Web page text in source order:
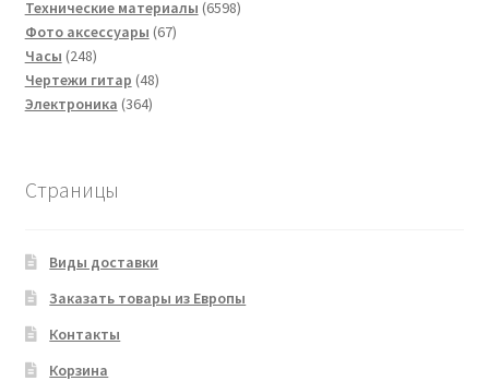
товаров
Технические материалы 65986598
Фото аксессуары 6767
Часы 248248
товаров
Чертежи гитар 4848
Электроника 364364
Страницы
Виды доставки
Заказать товары из Европы
Контакты
Корзина